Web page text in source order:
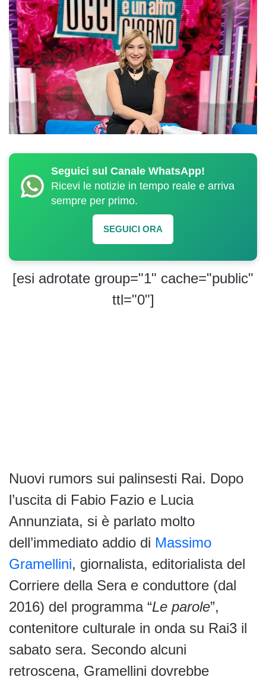
Seguici sul Canale WhatsApp!
Ricevi le notizie in tempo reale e arriva
sempre per primo.
SEGUICI ORA
[esi adrotate group="1" cache="public"
ttl="0"]
Nuovi rumors sui palinsesti Rai. Dopo
l’uscita di Fabio Fazio e Lucia
Annunziata, si è parlato molto
dell’immediato addio di Massimo
Gramellini, giornalista, editorialista del
Corriere della Sera e conduttore (dal
2016) del programma “Le parole”,
contenitore culturale in onda su Rai3 il
sabato sera. Secondo alcuni
retroscena, Gramellini dovrebbe